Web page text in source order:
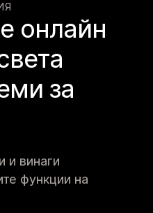
онлайн
за
и винаги
функции на